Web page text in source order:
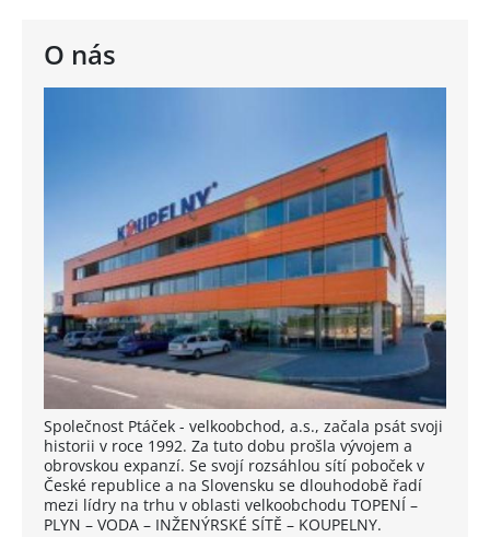
O nás
Společnost Ptáček - velkoobchod, a.s., začala psát svoji
historii v roce 1992. Za tuto dobu prošla vývojem a
obrovskou expanzí. Se svojí rozsáhlou sítí poboček v
České republice a na Slovensku se dlouhodobě řadí
mezi lídry na trhu v oblasti velkoobchodu TOPENÍ –
PLYN – VODA – INŽENÝRSKÉ SÍTĚ – KOUPELNY.